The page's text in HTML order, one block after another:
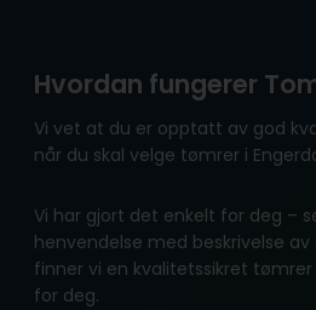
Hvordan fungerer
Vi vet at du er opptatt av god
når du skal velge tømrer i
Vi har gjort det enkelt for deg –
henvendelse med beskrivelse
finner vi en kvalitetssikret tømrer
for deg.